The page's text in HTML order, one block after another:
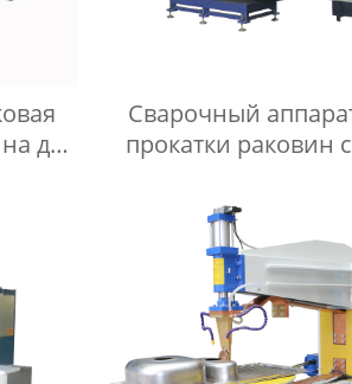
для
Сварочный
прокатки раковин